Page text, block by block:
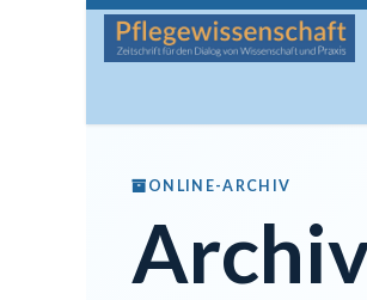
Zum Inhalt springen
ONLINE-ARCHIV